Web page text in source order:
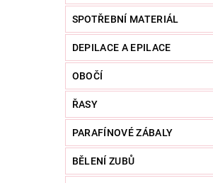
SPOTŘEBNÍ MATERIÁL
DEPILACE A EPILACE
OBOČÍ
ŘASY
PARAFÍNOVÉ ZÁBALY
BĚLENÍ ZUBŮ